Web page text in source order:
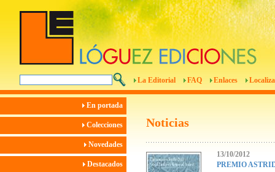
La Editorial FAQ Enlaces
En portada
Colecciones
Novedades
Destacados
Noticias
13/10/2012
PREMIO